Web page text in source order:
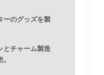
ーのグッズを製
とチャーム製造